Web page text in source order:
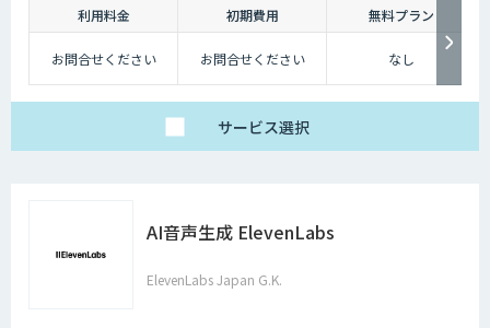
利用料金 初期費用 無料プラン
お問合せください お問合せください なし
サービス選択
AI音声生成 ElevenLabs
ElevenLabs Japan G.K.